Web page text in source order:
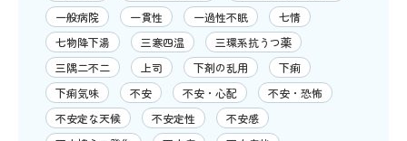
一般病院
一貫性 一過性不眠
七情
七物降下湯
三寒四温
三環系抗うつ薬
三隅二不二
上司 下剤の乱用
下痢
下痢気味
不安 不安・心配
不安・恐怖
不安定な天候
不安定性
不安感